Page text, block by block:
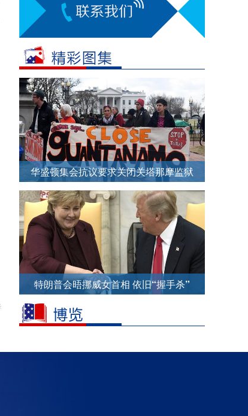
华盛顿集会抗议要求关闭关塔那摩监狱
特朗普会晤挪威女首相 依旧“握手杀”